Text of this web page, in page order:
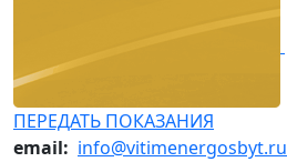
ПЕРЕДАТЬ ПОКАЗАНИЯ
email: info@vitimenergosbyt.ru